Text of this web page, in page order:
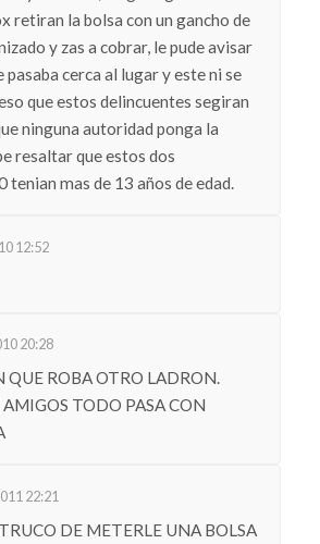
retiran la bolsa con un gancho de
y zas a cobrar, le pude avisar
pasaba cerca al lugar y este ni se
que estos delincuentes segiran
ninguna autoridad ponga la
resaltar que estos dos
tenian mas de 13 años de edad.
12:52
20:28
QUE ROBA OTRO LADRON.
AMIGOS TODO PASA CON
22:21
DE METERLE UNA BOLSA